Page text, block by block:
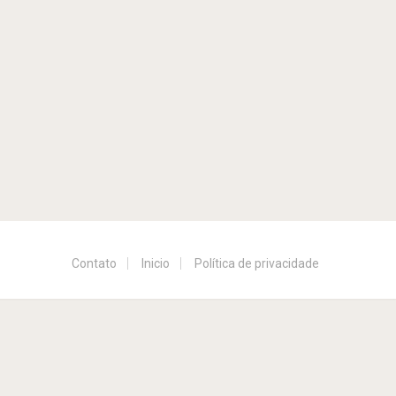
Contato Inicio Política de privacidade